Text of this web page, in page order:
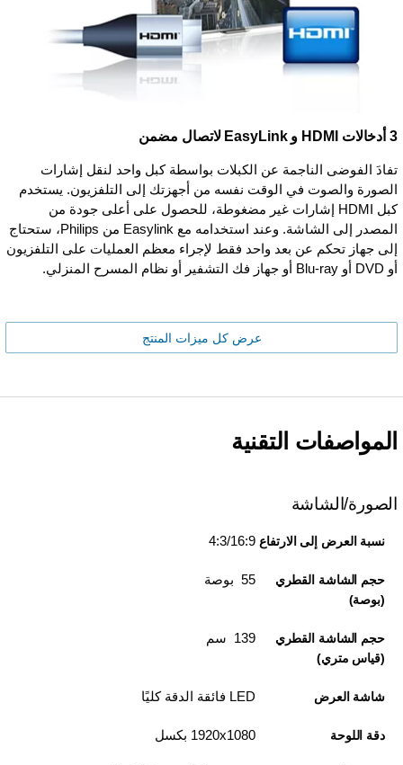
3 أدخالات HDMI و EasyLink لاتصال مضمن
تفادَ الفوضى الناجمة عن الكبلات بواسطة كبل واحد لنقل إشارات
الصورة والصوت في الوقت نفسه من أجهزتك إلى التلفزيون. يستخدم
كبل HDMI إشارات غير مضغوطة، للحصول على أعلى جودة من
المصدر إلى الشاشة. وعند استخدامه مع Easylink من Philips، ستحتاج
إلى جهاز تحكم عن بعد واحد فقط لإجراء معظم العمليات على التلفزيون
أو DVD أو Blu-ray أو جهاز فك التشفير أو نظام المسرح المنزلي.
عرض كل ميزات المنتج
المواصفات التقنية
الصورة/الشاشة
نسبة العرض إلى الارتفاع 4:3/16:9
حجم الشاشة القطري
(بوصة)
55 بوصة
حجم الشاشة القطري
(قياس متري)
139 سم
شاشة العرض LED فائقة الدقة كليًا
دقة اللوحة 1920x1080 بكسل